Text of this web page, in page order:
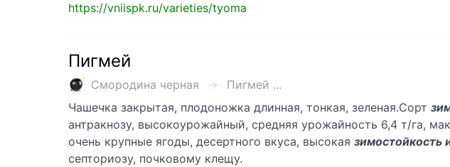
https://vniispk.ru/varieties/tyoma
Пигмей
Смородина черная
Пигмей ...
Чашечка закрытая, плодоножка длинная, тонкая, зеленая.Сорт
антракнозу, высокоурожайный, средняя урожайность 6,4 т/га,
очень крупные ягоды, десертного вкуса, высокая зимостойкость
септориозу, почковому клещу.